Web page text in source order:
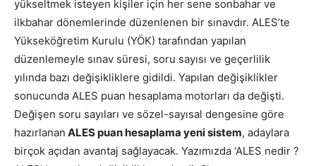
yükseltmek isteyen kişiler için her sene sonbahar ve
ilkbahar dönemlerinde düzenlenen bir sınavdır. ALES’te
Yükseköğretim Kurulu (YÖK) tarafından yapılan
düzenlemeyle sınav süresi, soru sayısı ve geçerlilik
yılında bazı değişikliklere gidildi. Yapılan değişiklikler
sonucunda ALES puan hesaplama motorları da değişti.
Değişen soru sayıları ve sözel-sayısal dengesine göre
hazırlanan ALES puan hesaplama yeni sistem, adaylara
birçok açıdan avantaj sağlayacak. Yazımızda ‘ALES nedir ?